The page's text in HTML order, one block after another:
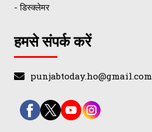
- डिस्क्लेमर
हमसे संपर्क करें
punjabtoday.ho@gmail.com